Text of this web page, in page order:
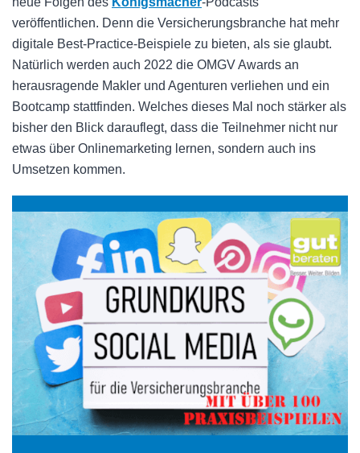
veröffentlichen. Denn die Versicherungsbranche hat mehr
digitale Best-Practice-Beispiele zu bieten, als sie glaubt.
Natürlich werden auch 2022 die OMGV Awards an
herausragende Makler und Agenturen verliehen und ein
Bootcamp stattfinden. Welches dieses Mal noch stärker als
bisher den Blick darauflegt, dass die Teilnehmer nicht nur
etwas über Onlinemarketing lernen, sondern auch ins
Umsetzen kommen.